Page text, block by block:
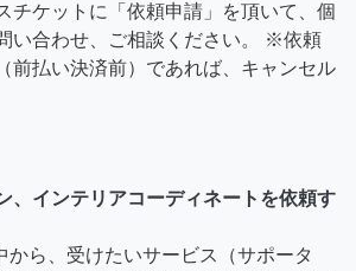
チケットに「依頼申請」を頂いて、個
い合わせ、ご相談ください。 ※依頼
前払い決済前）であれば、キャンセル
、インテリアコーディネートを依頼す
から、受けたいサービス（サポータ